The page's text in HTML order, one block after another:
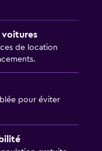
voitures
de location
pour éviter